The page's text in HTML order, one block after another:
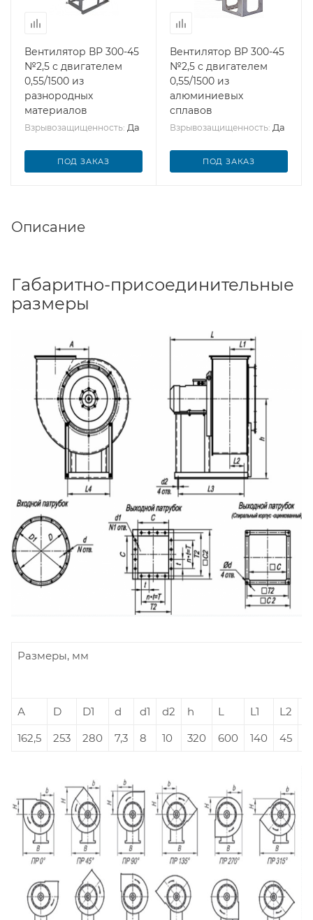
Вентилятор ВР 300-45
№2,5 с двигателем
0,55/1500 из
разнородных
материалов
Взрывозащищенность: Да
ПОД ЗАКАЗ
Вентилятор ВР 300-45
№2,5 с двигателем
0,55/1500 из
алюминиевых
сплавов
Взрывозащищенность: Да
ПОД ЗАКАЗ
Описание
Габаритно-присоединительные
размеры
Размеры, мм
А D D1 d d1 d2 h L L1 L2
162,5
253 280 7,3 8 10 320 600 140 45